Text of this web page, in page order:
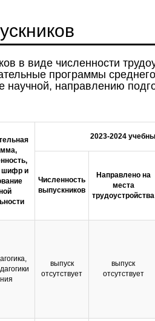
в виде численности
программы
направлению
шифр и
2023-2024
Численность
выпускников
Направлено на
места
трудоустройства
выпуск
отсутствует
выпуск
отсутствует